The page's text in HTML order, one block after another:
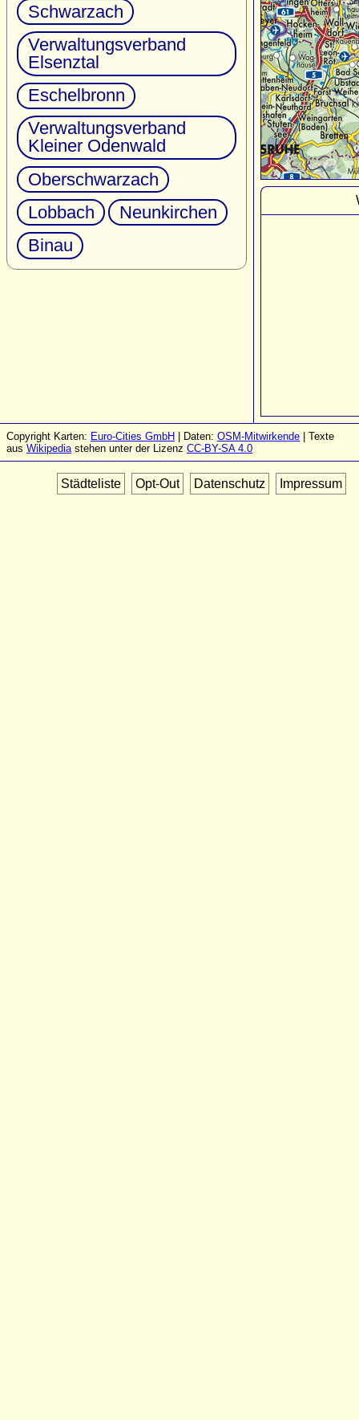
Schwarzach
Verwaltungsverband
Elsenztal
Eschelbronn
Verwaltungsverband
Kleiner Odenwald
Oberschwarzach
Lobbach
Neunkirchen
Binau
Copyright Karten: Euro-Cities GmbH | Daten: OSM-Mitwirkende | Texte
aus Wikipediastehen unter der Lizenz CC-BY-SA 4.0
Städteliste Opt-Out Datenschutz Impressum